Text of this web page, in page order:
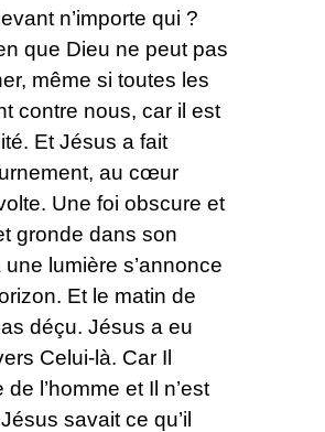
n’importe qui ?
que Dieu ne peut pas
même si toutes les
contre nous, car il est
Et Jésus a fait
au cœur
Une foi obscure et
gronde dans son
lumière s’annonce
Et le matin de
déçu. Jésus a eu
Celui-là. Car Il
l’homme et Il n’est
savait ce qu’il